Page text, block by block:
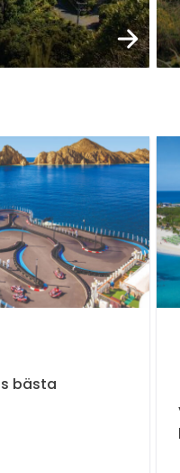
Boka
bästa